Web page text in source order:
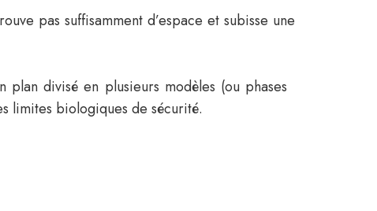
pas suffisamment d’espace et subisse une
plan divisé en plusieurs modèles (ou phases
limites biologiques de sécurité.